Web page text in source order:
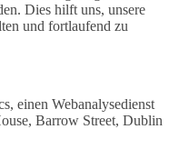
Dies hilft uns, unsere
und fortlaufend zu
einen Webanalysedienst
Barrow Street, Dublin